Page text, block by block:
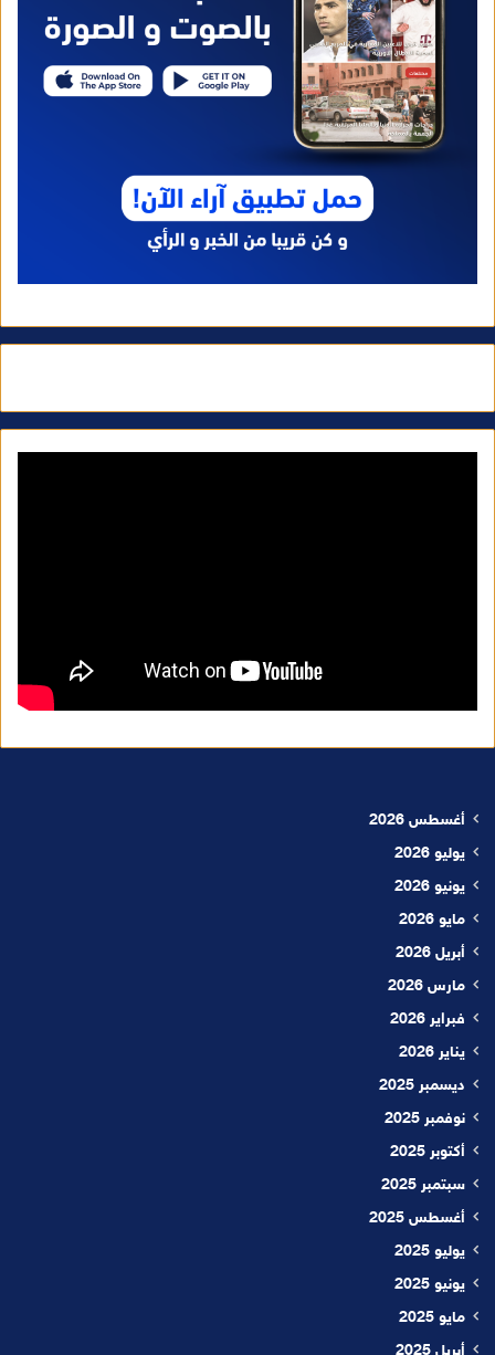
أغسطس 2026
يوليو 2026
يونيو 2026
مايو 2026
أبريل 2026
مارس 2026
فبراير 2026
يناير 2026
ديسمبر 2025
نوفمبر 2025
أكتوبر 2025
سبتمبر 2025
أغسطس 2025
يوليو 2025
يونيو 2025
مايو 2025